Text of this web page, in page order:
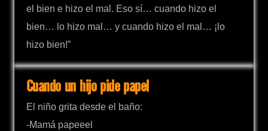
el bien e hizo el mal. Eso sí… cuando hizo el
bien… lo hizo mal… y cuando hizo el mal… ¡lo
hizo bien!”
Cuando un hijo pide papel
El niño grita desde el baño:
-Mamá papeeel